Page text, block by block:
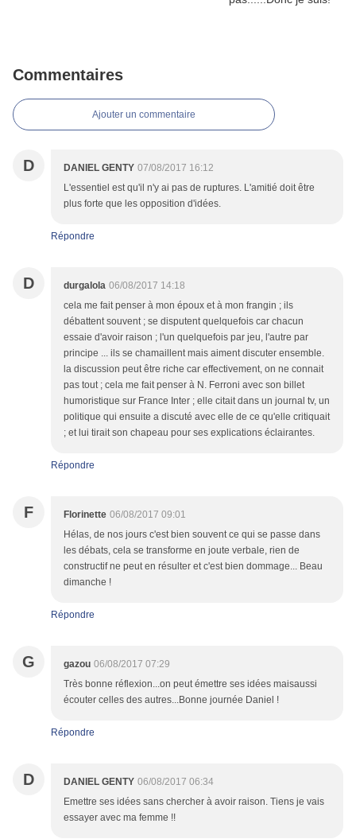
Commentaires
Ajouter un commentaire
D DANIEL GENTY 07/08/2017 16:12
L'essentiel est qu'il n'y ai pas de ruptures. L'amitié doit être
plus forte que les opposition d'idées.
Répondre
D durgalola 06/08/2017 14:18
cela me fait penser à mon époux et à mon frangin ; ils
débattent souvent ; se disputent quelquefois car chacun
essaie d'avoir raison ; l'un quelquefois par jeu, l'autre par
principe ... ils se chamaillent mais aiment discuter ensemble.
la discussion peut être riche car effectivement, on ne connait
pas tout ; cela me fait penser à N. Ferroni avec son billet
humoristique sur France Inter ; elle citait dans un journal tv, un
politique qui ensuite a discuté avec elle de ce qu'elle critiquait
; et lui tirait son chapeau pour ses explications éclairantes.
Répondre
F Florinette 06/08/2017 09:01
Hélas, de nos jours c'est bien souvent ce qui se passe dans
les débats, cela se transforme en joute verbale, rien de
constructif ne peut en résulter et c'est bien dommage... Beau
dimanche !
Répondre
G gazou 06/08/2017 07:29
Très bonne réflexion...on peut émettre ses idées maisaussi
écouter celles des autres...Bonne journée Daniel !
Répondre
D DANIEL GENTY 06/08/2017 06:34
Emettre ses idées sans chercher à avoir raison. Tiens je vais
essayer avec ma femme !!